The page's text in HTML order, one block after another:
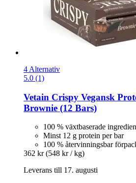
4 Alternativ
5.0 (1)
Vetain Crispy Vegansk
Brownie (12 Bars)
100 % växtbaserade
Minst 12 g protein per bar
100 % återvinningsbar
362 kr (548 kr / kg)
Leverans till 17. augusti